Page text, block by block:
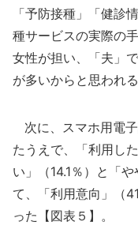
「予防接種」「健診
種サービスの実際の
女性が担い、「夫」
が多いからと思われる
次に、スマホ用電
たうえで、「利用し
い」（14.1％）と「
て、「利用意向」（
った【図表５】。